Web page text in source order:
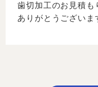
歯切加工のお見積も
ありがとうございま